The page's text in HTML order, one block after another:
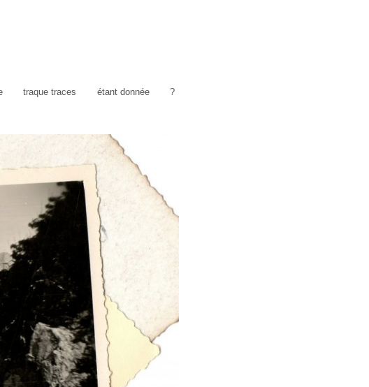
traque traces étant donnée ?